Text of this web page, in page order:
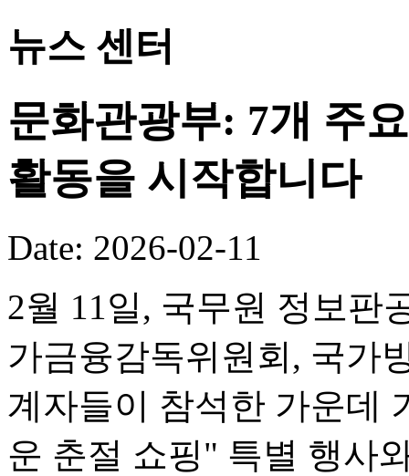
뉴스 센터
문화관광부: 7개 주
활동을 시작합니다
Date: 2026-02-11
2월 11일, 국무원 정보판
가금융감독위원회, 국가
계자들이 참석한 가운데
운 춘절 쇼핑" 특별 행사